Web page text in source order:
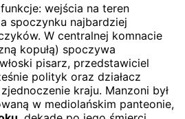
wejścia na teren
spoczynku najbardziej
W centralnej komnacie
kopułą) spoczywa
pisarz, przedstawiciel
polityk oraz działacz
kraju. Manzoni był
w mediolańskim panteonie,